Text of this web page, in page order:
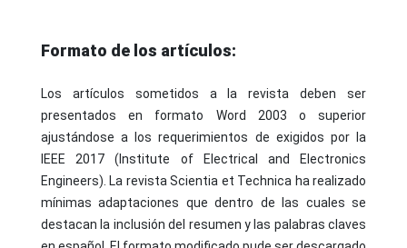
Formato de los artículos:
Los artículos sometidos a la revista deben ser
presentados en formato Word 2003 o superior
ajustándose a los requerimientos de exigidos por la
IEEE 2017 (Institute of Electrical and Electronics
Engineers). La revista Scientia et Technica ha realizado
mínimas adaptaciones que dentro de las cuales se
destacan la inclusión del resumen y las palabras claves